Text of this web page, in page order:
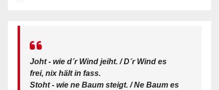
Joht - wie d´r Wind jeiht. / D´r Wind es
frei, nix hält in fass.
Stoht - wie ne Baum steigt. / Ne Baum es